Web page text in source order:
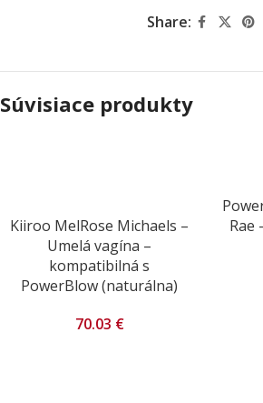
Share:
Súvisiace produkty
Kiiroo MelRose Michaels –
Umelá vagína –
kompatibilná s
PowerBlow (naturálna)
70.03 €
Rae